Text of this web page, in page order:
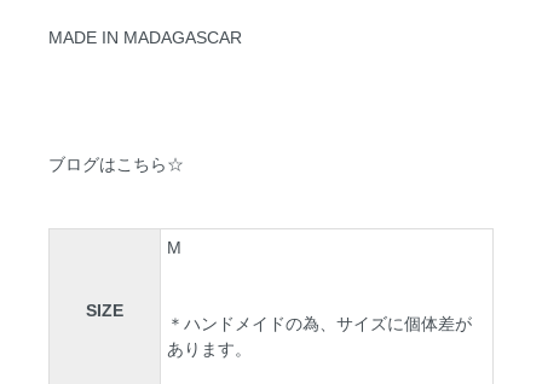
MADE IN MADAGASCAR
ブログはこちら☆
SIZE
M
＊ハンドメイドの為、サイズに個体差が
あります。